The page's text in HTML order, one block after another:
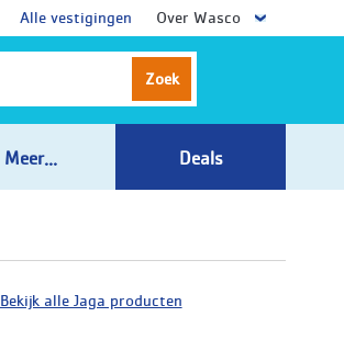
Alle vestigingen Over Wasco
Zoek
Meer... Deals
Bekijk alle Jaga producten